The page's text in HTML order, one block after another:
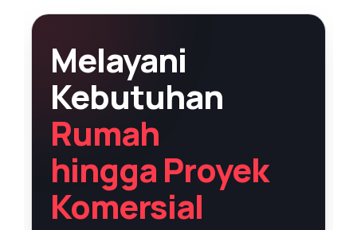
Melayani
Kebutuhan
Rumah
hingga Proyek
Komersial